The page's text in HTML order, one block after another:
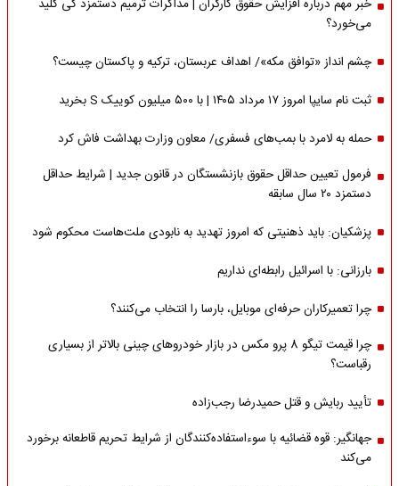
خبر مهم درباره افزایش حقوق کارگران | مذاکرات ترمیم دستمزد کی کلید
می‌خورد؟
چشم انداز «توافق مکه»/ اهداف عربستان، ترکیه و پاکستان چیست؟
ثبت نام سایپا امروز ۱۷ مرداد ۱۴۰۵ | با ۵۰۰ میلیون کوییک S بخرید
حمله به لامرد با بمب‌های فسفری/ معاون وزارت بهداشت فاش کرد
فرمول تعیین حداقل حقوق بازنشستگان در قانون جدید | شرایط حداقل
دستمزد ۲۰ سال سابقه
پزشکیان: باید ذهنیتی که امروز تهدید به نابودی ملت‌هاست محکوم شود
بارزانی: با اسرائیل رابطه‌ای نداریم
چرا تعمیرکاران حرفه‌ای موبایل، بارسا را انتخاب می‌کنند؟
چرا قیمت تیگو 8 پرو مکس در بازار خودروهای چینی بالاتر از بسیاری
رقباست؟
تأیید ربایش و قتل حمیدرضا رجب‌زاده
جهانگیر: قوه قضائیه با سوءاستفاده‌کنندگان از شرایط تحریم قاطعانه برخورد
می‌کند